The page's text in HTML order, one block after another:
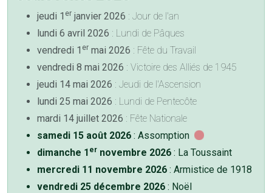
jeudi 1 er janvier 2026 : Jour de l'an
lundi 6 avril 2026 : Lundi de Pâques
vendredi 1 er mai 2026 : Fête du Travail
vendredi 8 mai 2026 : Victoire des Alliés de 1945
jeudi 14 mai 2026 : Jeudi de l'Ascension
lundi 25 mai 2026 : Lundi de Pentecôte
mardi 14 juillet 2026 : Fête Nationale
samedi 15 août 2026 : Assomption
dimanche 1 er novembre 2026 : La Toussaint
mercredi 11 novembre 2026 : Armistice de 1918
vendredi 25 décembre 2026 : Noël